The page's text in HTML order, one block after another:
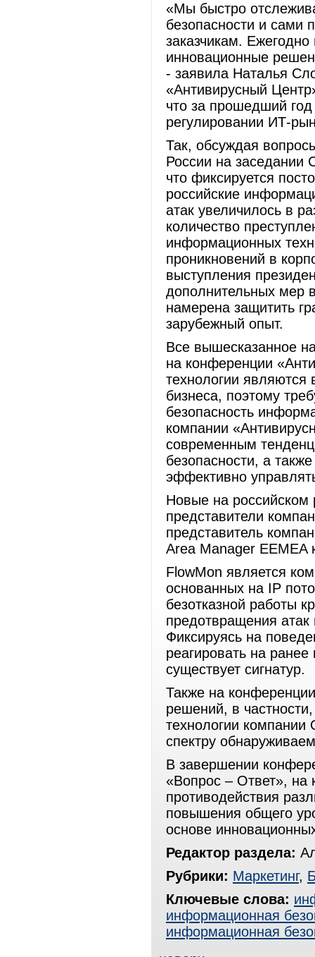
«Мы быстро
безопасности и
заказчикам.
инновационные
- заявила Наталья
«Антивирусный
что за прошедший год
регулировании ИТ-
Так, обсуждая
России на
что фиксируется
российские
атак увеличилось в
количество
информационных
проникновений в
выступления
дополнительных мер
намерена защитить
зарубежный опыт.
Все вышесказанное
на конференции
технологии
бизнеса, поэтому
безопасность
компании
современным
безопасности, а
эффективно
Новые на российском
представители
представитель
Area Manager EEMEA
FlowMon является
основанных на IP
безотказной работы
предотвращения
Фиксируясь на
реагировать на
существует сигнатур.
Также на
решений, в
технологии
спектру
В завершении
«Вопрос – Ответ», на
противодействия
повышения общего
основе
Редактор раздела:
Рубрики: Маркетинг,
Ключевые слова:
информационная
информационная